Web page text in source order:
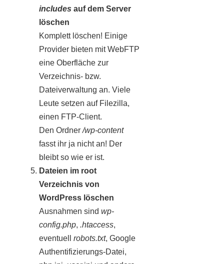
includes auf dem Server
löschen
Komplett löschen! Einige
Provider bieten mit WebFTP
eine Oberfläche zur
Verzeichnis- bzw.
Dateiverwaltung an. Viele
Leute setzen auf Filezilla,
einen FTP-Client.
Den Ordner/wp-content
fasst ihr ja nicht an! Der
bleibt so wie er ist.
Dateien im root
Verzeichnis von
WordPress löschen
Ausnahmen sind wp-
config.php, .htaccess,
eventuell robots.txt, Google
Authentifizierungs-Datei,